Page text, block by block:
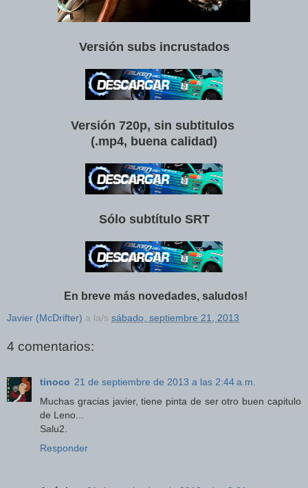
Versión subs incrustados
Versión 720p, sin subtitulos
(.mp4, buena calidad)
Sólo subtítulo SRT
En breve más novedades, saludos!
Javier (McDrifter) a la/s sábado, septiembre 21, 2013
4 comentarios:
tinoco 21 de septiembre de 2013 a las 2:44 a.m.
Muchas gracias javier, tiene pinta de ser otro buen capitulo
de Leno...
Salu2.
Responder